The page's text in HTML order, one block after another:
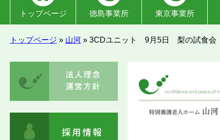
トップページ 徳島事業所 東京事業所
トップページ » 山河 » 3CDユニット 9月5日 梨の試食会